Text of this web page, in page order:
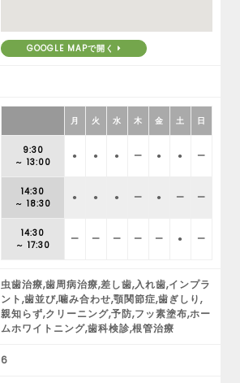
GOOGLE MAPで開く
月 火 水 木 金 土 日
9:30
～ 13:00
● ● ● ー ● ● ー
14:30
～ 18:30
● ● ● ー ● ー ー
14:30
～ 17:30
ー ー ー ー ー ● ー
虫歯治療,歯周病治療,差し歯,入れ歯,インプラ
ント,歯並び,噛み合わせ,顎関節症,歯ぎしり,
親知らず,クリーニング,予防,フッ素塗布,ホー
ムホワイトニング,歯科検診,根管治療
6